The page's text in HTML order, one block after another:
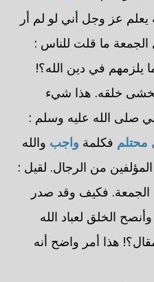
يعلم عز وجل أني لو لم أر
ما قلت للناس :
يلزمهم في دين الله؟!
خلقه. هذا شيء
صلى الله عليه وسلم :
فكلمة واجب والله
من الرجال. لقيل :
فكيف وقد صدر
الخلق لعباد الله
هذا أمر واضح أنه